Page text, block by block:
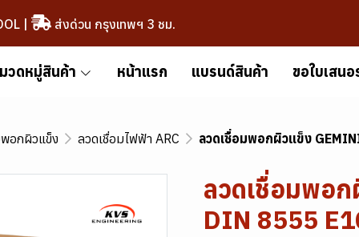
| ส่งด่วน กรุงเทพฯ 3 ชม.
วดหมู่สินค้า หน้าแรก แบรนด์สินค้า ขอใบเสนอ
อกผิวแข็ง ลวดเชื่อมไฟฟ้า ARC ลวดเชื่อมพอกผิวแข็ง
ลวดเชื่อมพอ
DIN 8555